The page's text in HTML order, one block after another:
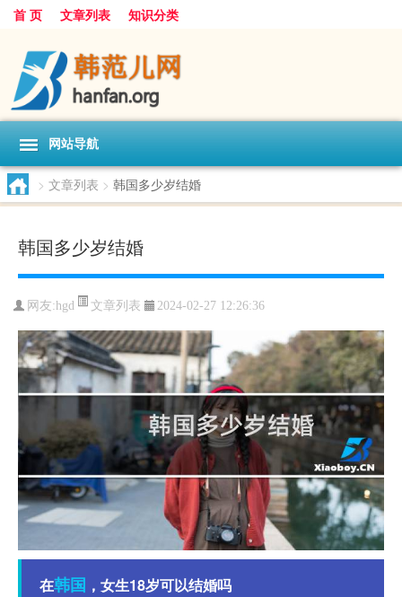
首 页 文章列表 知识分类
网站导航
> 文章列表 > 韩国多少岁结婚
韩国多少岁结婚
网友:hgd 文章列表 2024-02-27 12:26:36
在韩国 ，女生18岁可以结婚吗